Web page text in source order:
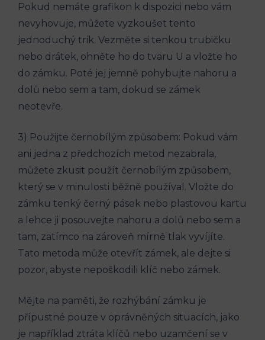
Pokud nemáte grafikon k dispozici nebo vám
nevyhovuje, můžete vyzkoušet tento
jednoduchý trik. Vezměte si tenkou trubičku
nebo drátek, ohněte ho do tvaru U a vložte ho
do zámku. Poté jej jemně pohybujte nahoru a
dolů nebo sem a tam, dokud se zámek
neotevře.
3) Použijte černobílým způsobem: Pokud vám
ani jedna z předchozích metod nezabrala,
můžete zkusit použít černobílým způsobem,
který se v minulosti běžně používal. Vložte do
zámku tenký černý pásek nebo plastovou kartu
a lehce ji posouvejte nahoru a dolů nebo sem a
tam, zatímco na zároveň mírně tlak vyvíjíte.
Tato metoda může otevřít zámek, ale dejte si
pozor, abyste nepoškodili klíč nebo zámek.
Mějte na paměti, že rozhýbání zámku je
přípustné pouze v oprávněných situacích, jako
je například ztráta klíčů nebo uzamčení se v